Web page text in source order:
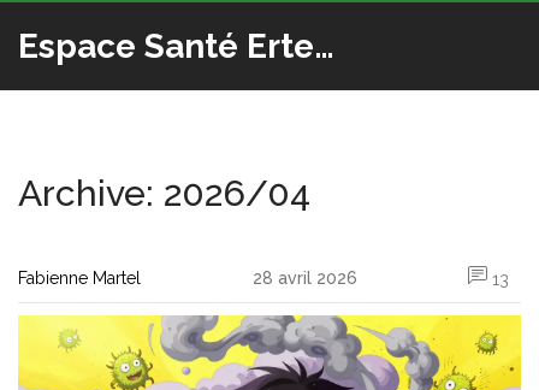
Espace Santé Ertedis
Archive: 2026/04
Fabienne Martel 28 avril 2026 13